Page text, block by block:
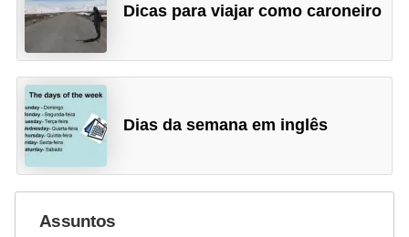
Dicas para viajar como caroneiro
Dias da semana em inglês
Assuntos